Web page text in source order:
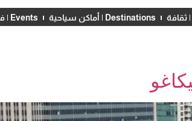
Destinations | أماكن سياحية Events | فعاليات